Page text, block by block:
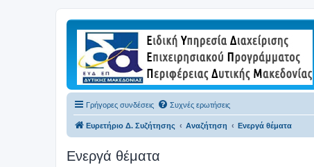
Γρήγορες συνδέσεις Συχνές ερωτήσεις
Ευρετήριο Δ. Συζήτησης Αναζήτηση Ενεργά θέματα
Ενεργά θέματα